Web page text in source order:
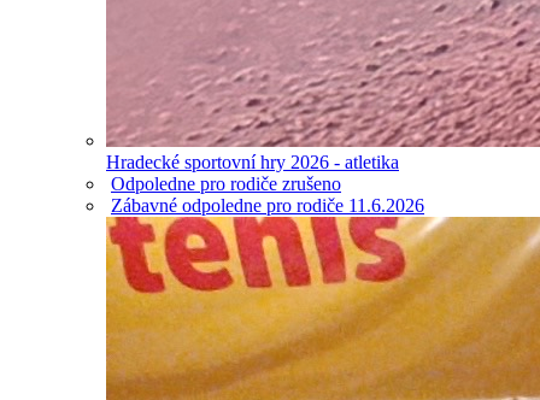
Hradecké sportovní hry 2026 - atletika
Odpoledne pro rodiče zrušeno
Zábavné odpoledne pro rodiče 11.6.2026